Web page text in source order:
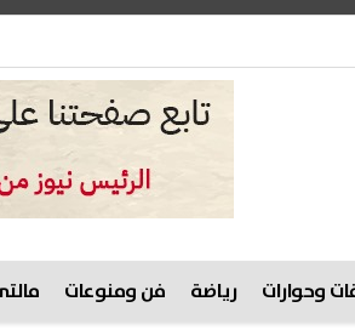
وحوارات رياضة فن ومنوعات